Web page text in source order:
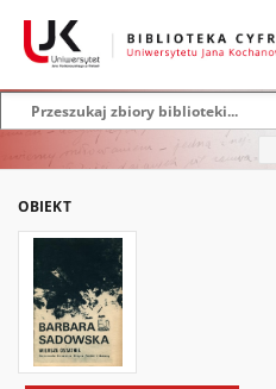
OBIEKT